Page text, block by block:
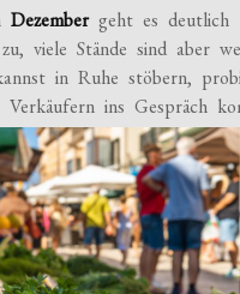
Dezembergeht es deutlich
viele Stände sind aber
in Ruhe stöbern,
ins Gespräch